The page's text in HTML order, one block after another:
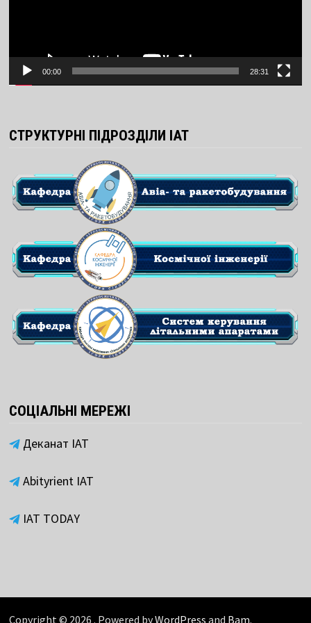
00:00 28:31
СТРУКТУРНІ ПІДРОЗДІЛИ ІАТ
СОЦІАЛЬНІ МЕРЕЖІ
Деканат ІАТ
Abityrient IAT
IAT TODAY
Copyright © 2026 . Powered byWordPress and Bam.